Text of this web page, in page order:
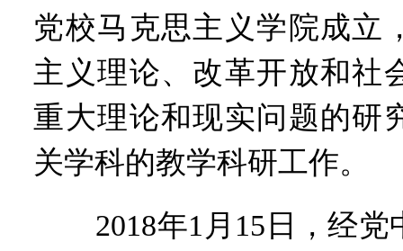
党校马克思主义学院成立
主义理论、改革开放和社
重大理论和现实问题的研
关学科的教学科研工作。
2018年1月15日，经党